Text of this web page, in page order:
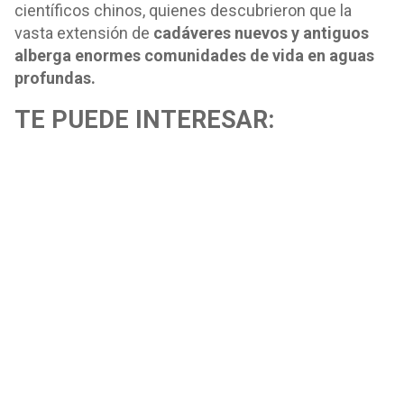
científicos chinos, quienes descubrieron que la
vasta extensión de cadáveres nuevos y antiguos
alberga enormes comunidades de vida en aguas
profundas.
TE PUEDE INTERESAR: